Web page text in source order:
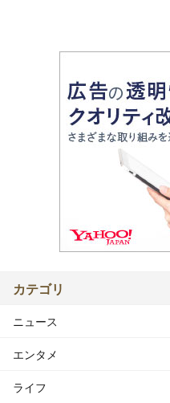
カテゴリ
ニュース
エンタメ
ライフ